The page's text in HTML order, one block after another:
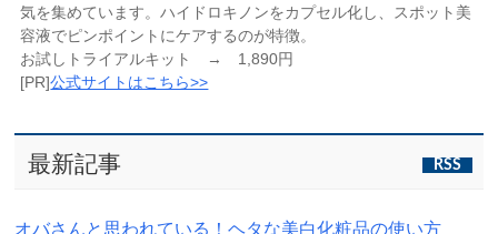
気を集めています。ハイドロキノンをカプセル化し、スポット美
容液でピンポイントにケアするのが特徴。
お試しトライアルキット → 1,890円
[PR]公式サイトはこちら>>
最新記事 RSS
オバさんと思われている！ヘタな美白化粧品の使い方